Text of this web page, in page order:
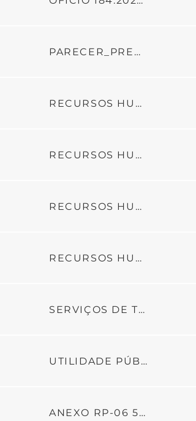
PARECER_PREST_DE_CONTAS_4_PARC_AD_04_C_GESTAO_2023
RECURSOS HUMANOS - PARTE 1
RECURSOS HUMANOS - PARTE 2
RECURSOS HUMANOS - PARTE 3
RECURSOS HUMANOS - PARTE 4
SERVIÇOS DE TERCEIROS
UTILIDADE PÚBLICA
ANEXO RP-06 5ª PARCELA - REFEITO 16.07.24